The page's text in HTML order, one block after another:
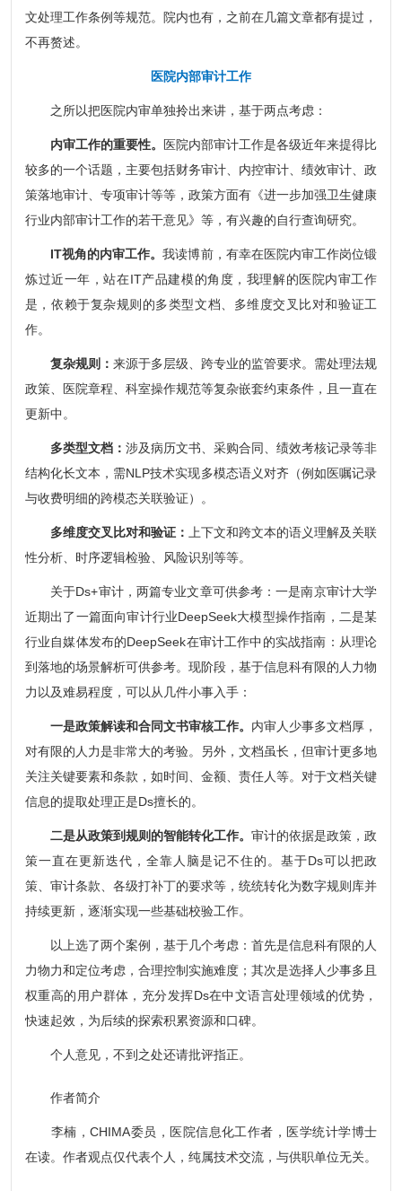
文处理工作条例等规范。院内也有，之前在几篇文章都有提过，
不再赘述。
医院内部审计工作
之所以把医院内审单独拎出来讲，基于两点考虑：
内审工作的重要性。 医院内部审计工作是各级近年来提得比
较多的一个话题，主要包括财务审计、内控审计、绩效审计、政
策落地审计、专项审计等等，政策方面有《进一步加强卫生健康
行业内部审计工作的若干意见》等，有兴趣的自行查询研究。
IT视角的内审工作。我读博前，有幸在医院内审工作岗位锻
炼过近一年，站在IT产品建模的角度，我理解的医院内审工作
是，依赖于复杂规则的多类型文档、多维度交叉比对和验证工
作。
复杂规则： 来源于多层级、跨专业的监管要求。需处理法规
政策、医院章程、科室操作规范等复杂嵌套约束条件，且一直在
更新中。
多类型文档： 涉及病历文书、采购合同、绩效考核记录等非
结构化长文本，需NLP技术实现多模态语义对齐（例如医嘱记录
与收费明细的跨模态关联验证）。
多维度交叉比对和验证：
上下文和跨文本的语义理解及关联
性分析、时序逻辑检验、风险识别等等。
关于Ds+审计，两篇专业文章可供参考：一是南京审计大学
近期出了一篇面向审计行业DeepSeek大模型操作指南，二是某
行业自媒体发布的DeepSeek在审计工作中的实战指南：从理论
到落地的场景解析可供参考。现阶段，基于信息科有限的人力物
力以及难易程度，可以从几件小事入手：
一是政策解读和合同文书审核工作。 内审人少事多文档厚，
对有限的人力是非常大的考验。另外，文档虽长，但审计更多地
关注关键要素和条款，如时间、金额、责任人等。对于文档关键
信息的提取处理正是Ds擅长的。
二是从政策到规则的智能转化工作。审计的依据是政策，政
策一直在更新迭代，全靠人脑是记不住的。基于Ds可以把政
策、审计条款、各级打补丁的要求等，统统转化为数字规则库并
持续更新，逐渐实现一些基础校验工作。
以上选了两个案例，基于几个考虑：首先是信息科有限的人
力物力和定位考虑，合理控制实施难度；其次是选择人少事多且
权重高的用户群体，充分发挥Ds在中文语言处理领域的优势，
快速起效，为后续的探索积累资源和口碑。
个人意见，不到之处还请批评指正。
作者简介
李楠，CHIMA委员，医院信息化工作者，医学统计学博士
在读。作者观点仅代表个人，纯属技术交流，与供职单位无关。